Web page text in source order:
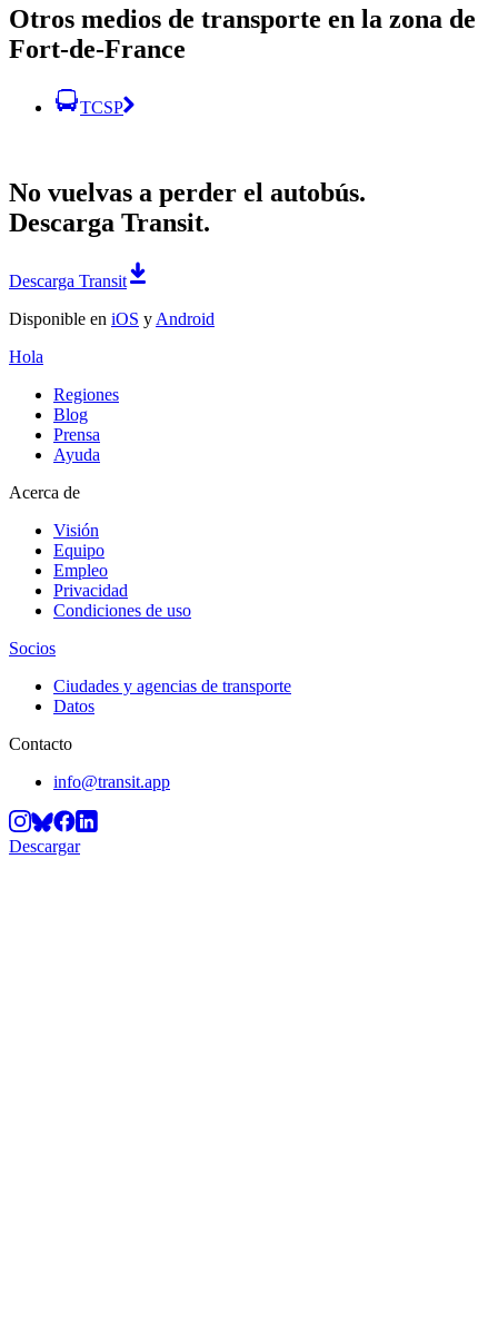
Otros medios de transporte en la zona de
Fort-de-France
TCSP
No vuelvas a perder el autobús.
Descarga Transit.
Descarga Transit
Disponible en iOS y Android
Hola
Regiones
Blog
Prensa
Ayuda
Acerca de
Visión
Equipo
Empleo
Privacidad
Condiciones de uso
Socios
Ciudades y agencias de transporte
Datos
Contacto
info@transit.app
Descargar